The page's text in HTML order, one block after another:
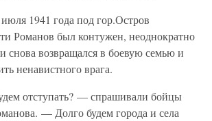
1941 года под гор.Остров
Романов был контужен, неоднократно
снова возвращался в боевую семью и
ненавистного врага.
отступать? — спрашивали бойцы
— Долго будем города и села